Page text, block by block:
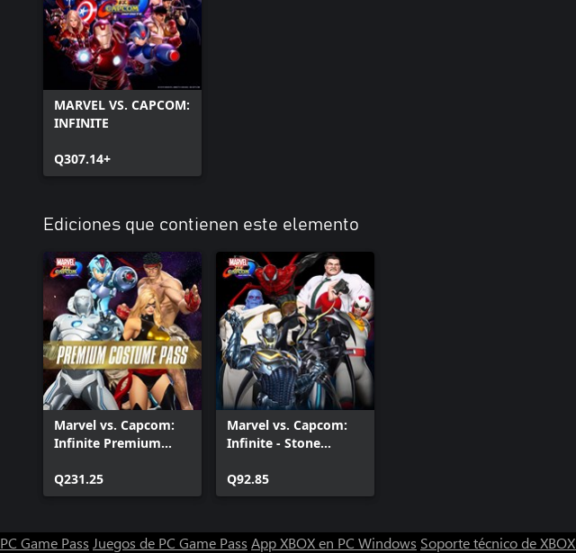
MARVEL VS. CAPCOM:
INFINITE
Q307.14+
Ediciones que contienen este elemento
Marvel vs. Capcom:
Infinite Premium
Q231.25
Marvel vs. Capcom:
Infinite - Stone
Pack
Q92.85
PC Game Pass Juegos de PC Game Pass App XBOX en PC Windows Soporte técnico de XBOX